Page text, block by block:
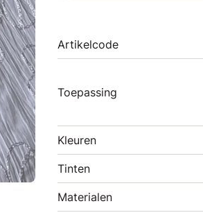
Artikelcode
Toepassing
Kleuren
Tinten
Materialen